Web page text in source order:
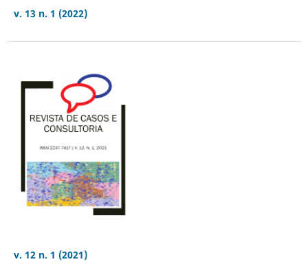
v. 13 n. 1 (2022)
v. 12 n. 1 (2021)